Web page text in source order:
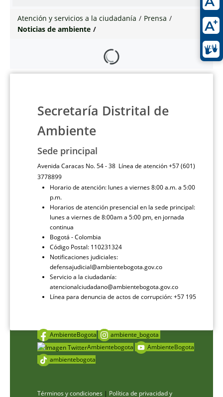
Atención y servicios a la ciudadanía / Prensa /
Noticias de ambiente /
Secretaría Distrital de
Ambiente
Sede principal
Avenida Caracas No. 54 - 38 Línea de atención +57 (601)
3778899
Horario de atención: lunes a viernes 8:00 a.m. a 5:00
p.m.
Horarios de atención presencial en la sede principal:
lunes a viernes de 8:00am a 5:00 pm, en jornada
continua
Bogotá - Colombia
Código Postal: 110231324
Notificaciones judiciales:
defensajudicial@ambientebogota.gov.co
Servicio a la ciudadanía:
atencionalciudadano@ambientebogota.gov.co
Línea para denuncia de actos de corrupción: +57 195
AmbienteBogota
ambiente_bogota
Ambientebogota
AmbienteBogota
ambientebogota
Términos y condiciones | Política de privacidad y